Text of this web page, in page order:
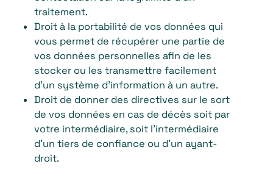
traitement.
Droit à la portabilité de vos données qui
vous permet de récupérer une partie de
vos données personnelles afin de les
stocker ou les transmettre facilement
d’un système d’information à un autre.
Droit de donner des directives sur le sort
de vos données en cas de décès soit par
votre intermédiaire, soit l’intermédiaire
d’un tiers de confiance ou d’un ayant-
droit.